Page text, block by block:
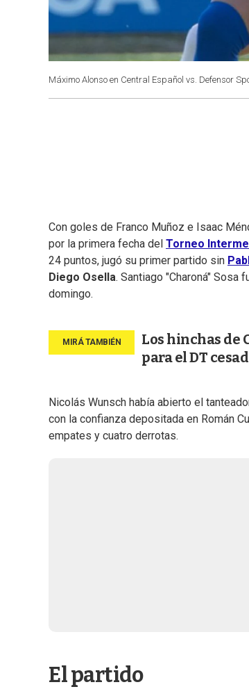
Máximo Alonso en Central Español vs. Defensor
Con goles de Franco Muñoz e Isaac
por la primera fecha del Torneo
24 puntos, jugó su primer partido sin
Diego Osella. Santiago "Charoná" Sosa
domingo.
Los hinchas de
para el DT
Nicolás Wunsch había abierto el
con la confianza depositada en Román
empates y cuatro derrotas.
El partido